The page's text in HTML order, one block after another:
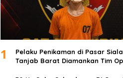
1
Pelaku Penikaman di Pasar
Tanjab Barat Diamankan Tim